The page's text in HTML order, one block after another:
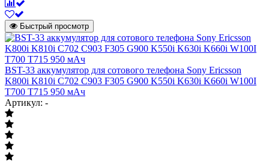
Быстрый просмотр
BST-33 аккумулятор для сотового телефона Sony Ericsson
K800i K810i C702 C903 F305 G900 K550i K630i K660i W100I
T700 T715 950 мАч
Артикул: -